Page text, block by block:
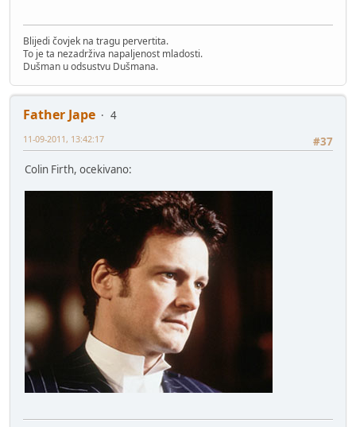
Blijedi čovjek na tragu pervertita.
To je ta nezadrživa napaljenost mladosti.
Dušman u odsustvu Dušmana.
Father Jape
4
#37
11-09-2011, 13:42:17
Colin Firth, ocekivano: